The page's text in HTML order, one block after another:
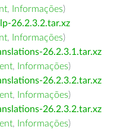
, Informações)
26.2.3.2.tar.xz
, Informações)
26.2.3.1.tar.xz
, Informações)
26.2.3.2.tar.xz
, Informações)
26.2.3.2.tar.xz
, Informações)